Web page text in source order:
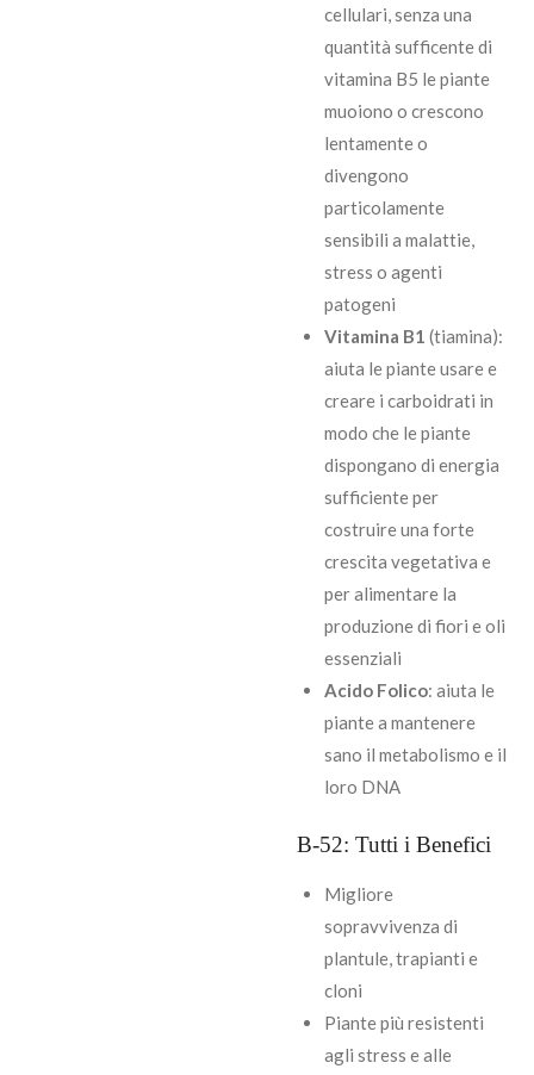
cellulari, senza una
quantità sufficente di
vitamina B5 le piante
muoiono o crescono
lentamente o
divengono
particolamente
sensibili a malattie,
stress o agenti
patogeni
Vitamina B1 (tiamina):
aiuta le piante usare e
creare i carboidrati in
modo che le piante
dispongano di energia
sufficiente per
costruire una forte
crescita vegetativa e
per alimentare la
produzione di fiori e oli
essenziali
Acido Folico: aiuta le
piante a mantenere
sano il metabolismo e il
loro DNA
B-52: Tutti i Benefici
Migliore
sopravvivenza di
plantule, trapianti e
cloni
Piante più resistenti
agli stress e alle